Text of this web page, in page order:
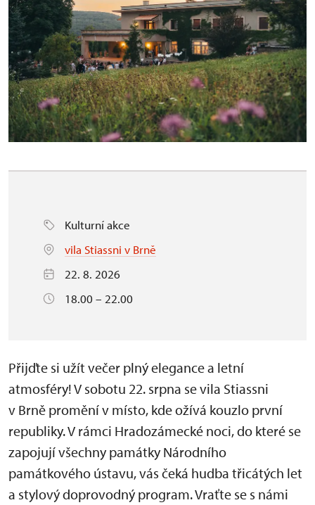
Kulturní akce
vila Stiassni v Brně
22. 8. 2026
18.00 – 22.00
Přijďte si užít večer plný elegance a letní
atmosféry! V sobotu 22. srpna se vila Stiassni
v Brně promění v místo, kde ožívá kouzlo první
republiky. V rámci Hradozámecké noci, do které se
zapojují všechny památky Národního
památkového ústavu, vás čeká hudba třicátých let
a stylový doprovodný program. Vraťte se s námi